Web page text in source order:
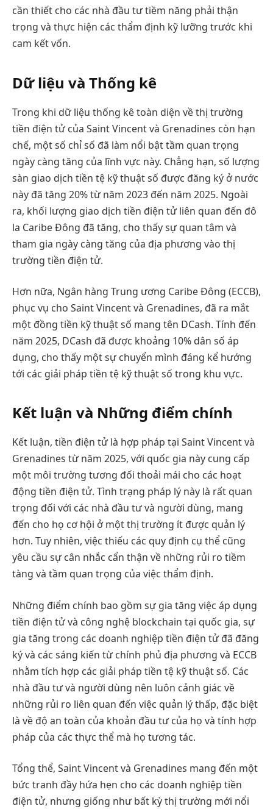
cần thiết cho các nhà đầu tư tiềm năng phải thận
trọng và thực hiện các thẩm định kỹ lưỡng trước khi
cam kết vốn.
Dữ liệu và Thống kê
Trong khi dữ liệu thống kê toàn diện về thị trường
tiền điện tử của Saint Vincent và Grenadines còn hạn
chế, một số chỉ số đã làm nổi bật tầm quan trọng
ngày càng tăng của lĩnh vực này. Chẳng hạn, số lượng
sàn giao dịch tiền tệ kỹ thuật số được đăng ký ở nước
này đã tăng 20% từ năm 2023 đến năm 2025. Ngoài
ra, khối lượng giao dịch tiền điện tử liên quan đến đô
la Caribe Đông đã tăng, cho thấy sự quan tâm và
tham gia ngày càng tăng của địa phương vào thị
trường tiền điện tử.
Hơn nữa, Ngân hàng Trung ương Caribe Đông (ECCB),
phục vụ cho Saint Vincent và Grenadines, đã ra mắt
một đồng tiền kỹ thuật số mang tên DCash. Tính đến
năm 2025, DCash đã được khoảng 10% dân số áp
dụng, cho thấy một sự chuyển mình đáng kể hướng
tới các giải pháp tiền tệ kỹ thuật số trong khu vực.
Kết luận và Những điểm chính
Kết luận, tiền điện tử là hợp pháp tại Saint Vincent và
Grenadines từ năm 2025, với quốc gia này cung cấp
một môi trường tương đối thoải mái cho các hoạt
động tiền điện tử. Tình trạng pháp lý này là rất quan
trọng đối với các nhà đầu tư và người dùng, mang
đến cho họ cơ hội ở một thị trường ít được quản lý
hơn. Tuy nhiên, việc thiếu các quy định cụ thể cũng
yêu cầu sự cân nhắc cẩn thận về những rủi ro tiềm
tàng và tầm quan trọng của việc thẩm định.
Những điểm chính bao gồm sự gia tăng việc áp dụng
tiền điện tử và công nghệ blockchain tại quốc gia, sự
gia tăng trong các doanh nghiệp tiền điện tử đã đăng
ký và các sáng kiến từ chính phủ địa phương và ECCB
nhằm tích hợp các giải pháp tiền tệ kỹ thuật số. Các
nhà đầu tư và người dùng nên luôn cảnh giác về
những rủi ro liên quan đến việc quản lý thấp, đặc biệt
là về độ an toàn của khoản đầu tư của họ và tính hợp
pháp của các thực thể mà họ tương tác.
Tổng thể, Saint Vincent và Grenadines mang đến một
bức tranh đầy hứa hẹn cho các doanh nghiệp tiền
điện tử, nhưng giống như bất kỳ thị trường mới nổi